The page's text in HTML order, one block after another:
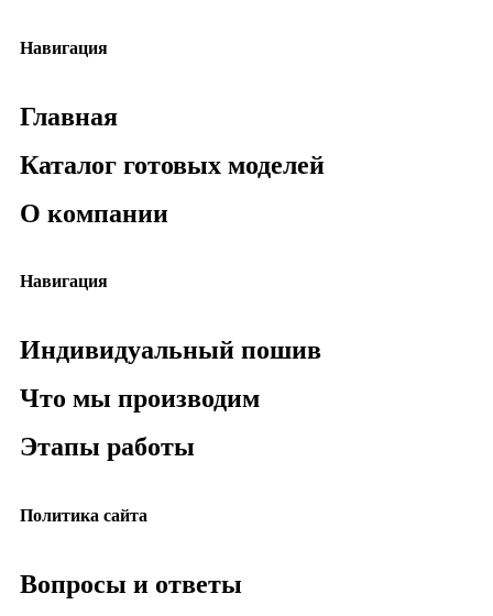
Навигация
Главная
Каталог готовых моделей
О компании
Навигация
Индивидуальный пошив
Что мы производим
Этапы работы
Политика сайта
Вопросы и ответы